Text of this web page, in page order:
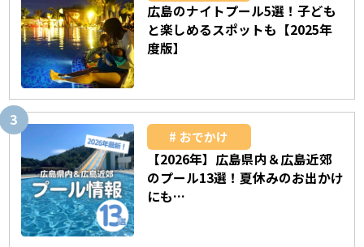
広島のナイトプール5選！子ども
と楽しめるスポットも【2025年
度版】
おでかけ
【2026年】広島県内＆広島近郊
のプール13選！夏休みのお出かけ
にも…